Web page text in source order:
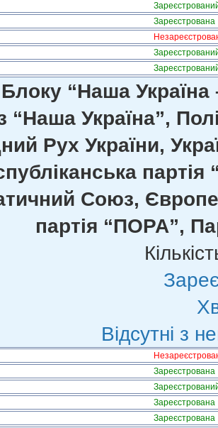
Зареєстрована
“Наша
“Наша Україна”,
Рух України,
Союз,
партія “ПОРА”,
Відсутні з
Зареєстрована
Зареєстрована
Зареєстрована